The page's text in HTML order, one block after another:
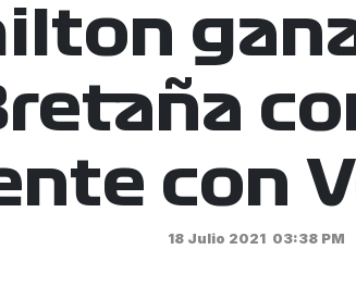
con
18 Julio 2021 03:38 PM